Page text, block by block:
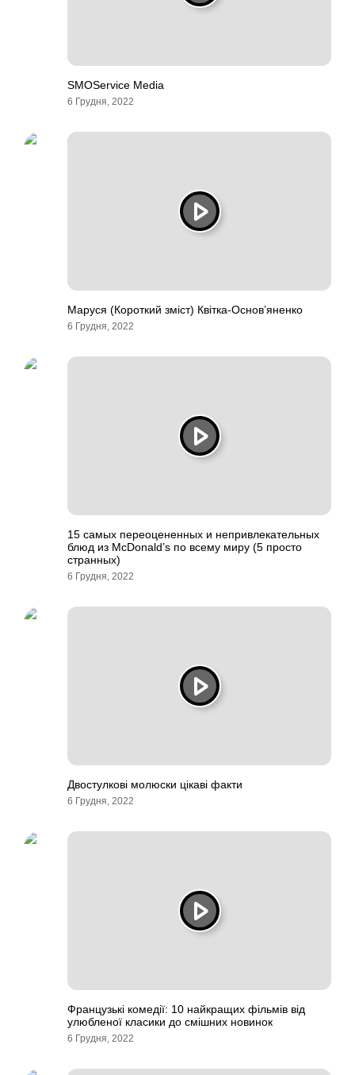
SMOService Media
6 Грудня, 2022
Маруся (Короткий зміст) Квітка-Основ’яненко
6 Грудня, 2022
15 самых переоцененных и непривлекательных
блюд из McDonald’s по всему миру (5 просто
странных)
6 Грудня, 2022
Двостулкові молюски цікаві факти
6 Грудня, 2022
Французькі комедії: 10 найкращих фільмів від
улюбленої класики до смішних новинок
6 Грудня, 2022